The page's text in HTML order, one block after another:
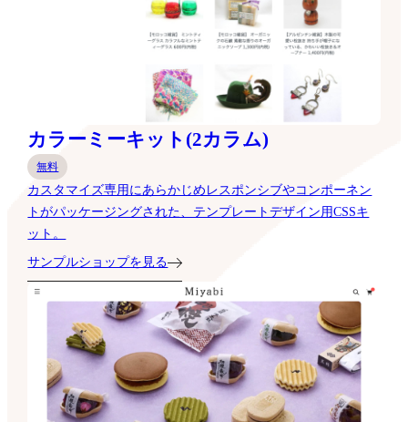
カラーミーキット(2カラム)
無料
カスタマイズ専用にあらかじめレスポンシブやコンポーネン
トがパッケージングされた、テンプレートデザイン用CSSキ
ット。
サンプルショップを見る